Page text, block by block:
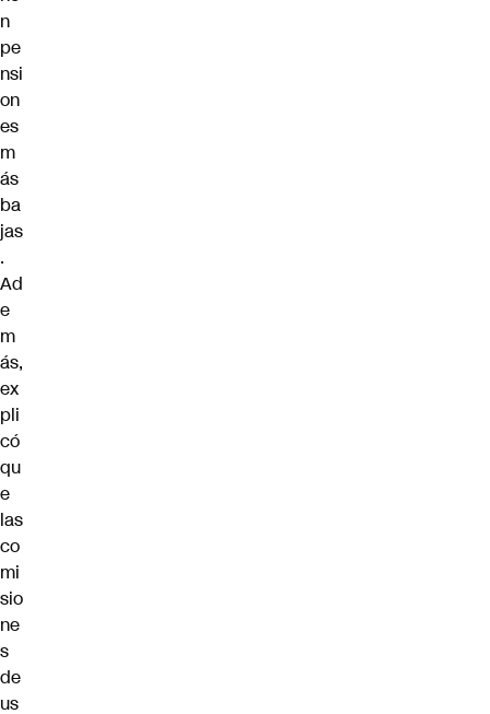
n
pe
nsi
on
es
m
ás
ba
jas
.
Ad
e
m
ás,
ex
pli
có
qu
e
las
co
mi
sio
ne
s
de
us